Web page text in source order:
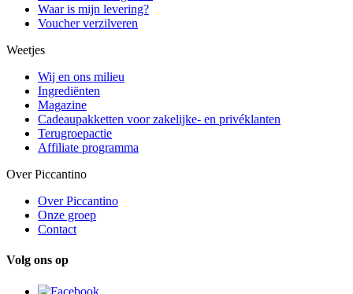
Waar is mijn levering?
Voucher verzilveren
Weetjes
Wij en ons milieu
Ingrediënten
Magazine
Cadeaupakketten voor zakelijke- en privéklanten
Terugroepactie
Affiliate programma
Over Piccantino
Over Piccantino
Onze groep
Contact
Volg ons op